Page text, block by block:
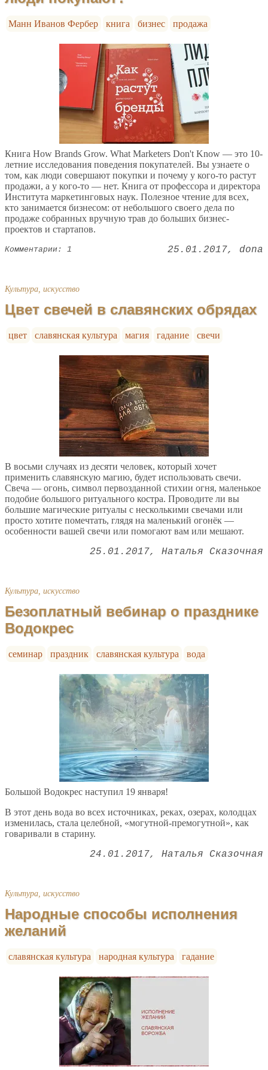
Манн Иванов Фербер книга бизнес продажа
Книга How Brands Grow. What Marketers Don't Know — это 10-
летние исследования поведения покупателей. Вы узнаете о
том, как люди совершают покупки и почему у кого-то растут
продажи, а у кого-то — нет. Книга от профессора и директора
Института маркетинговых наук. Полезное чтение для всех,
кто занимается бизнесом: от небольшого своего дела по
продаже собранных вручную трав до больших бизнес-
проектов и стартапов.
Комментарии: 1 25.01.2017 dona
Культура, искусство
Цвет свечей в славянских обрядах
цвет славянская культура магия гадание свечи
В восьми случаях из десяти человек, который хочет
применить славянскую магию, будет использовать свечи.
Свеча — огонь, символ первозданной стихии огня, маленькое
подобие большого ритуального костра. Проводите ли вы
большие магические ритуалы с несколькими свечами или
просто хотите помечтать, глядя на маленький огонёк —
особенности вашей свечи или помогают вам или мешают.
25.01.2017 Наталья Сказочная
Культура, искусство
Безоплатный вебинар о празднике
Водокрес
семинар праздник славянская культура вода
Большой Водокрес наступил 19 января!
В этот день вода во всех источниках, реках, озерах, колодцах
изменилась, стала целебной, «могутной-премогутной», как
говаривали в старину.
24.01.2017 Наталья Сказочная
Культура, искусство
Народные способы исполнения
желаний
славянская культура народная культура гадание